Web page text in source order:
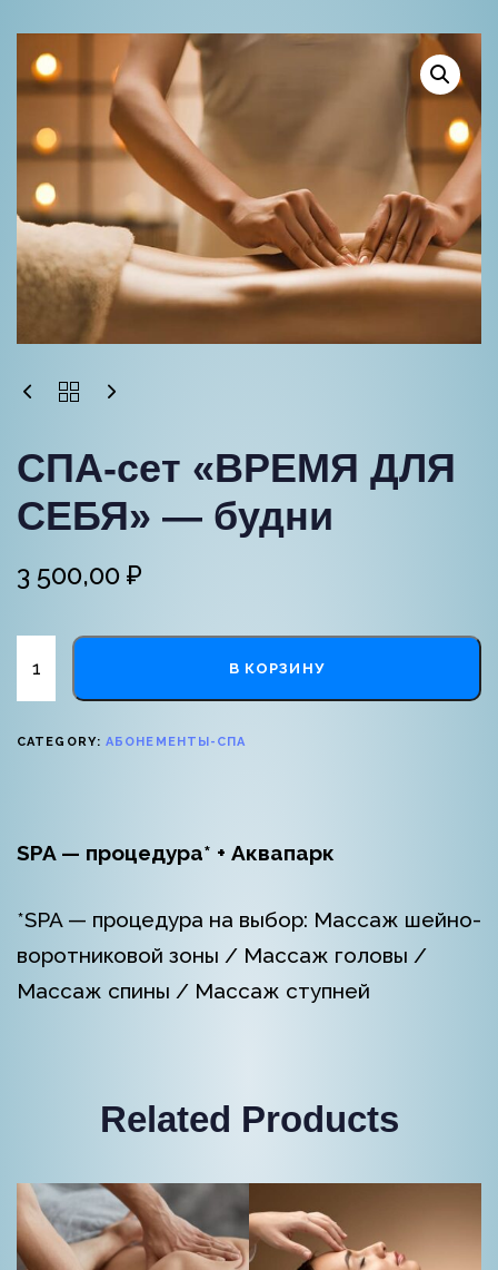
СПА-сет «ВРЕМЯ ДЛЯ
СЕБЯ» — будни
3 500,00 ₽
В КОРЗИНУ
CATEGORY: АБОНЕМЕНТЫ-СПА
SPA — процедура* + Аквапарк
*SPA — процедура на выбор: Массаж шейно-
воротниковой зоны / Массаж головы /
Массаж спины / Массаж ступней
Related Products